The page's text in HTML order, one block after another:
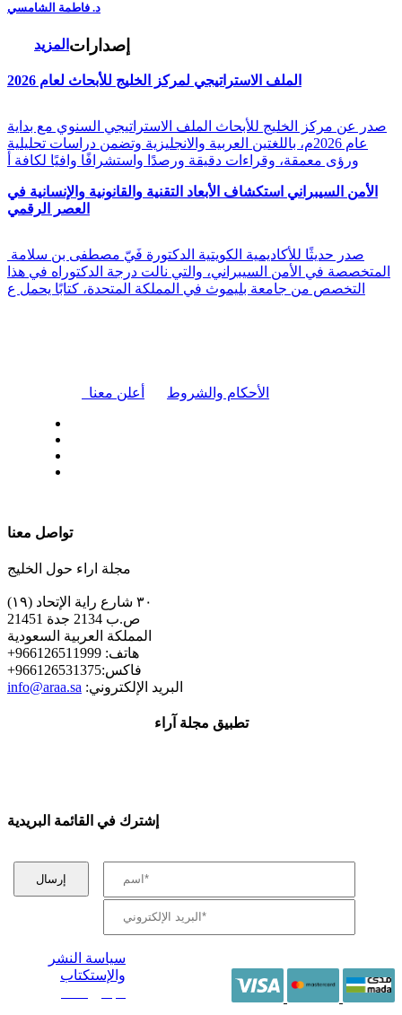
د. فاطمة الشامسي
المزيد إصدارات
الملف الاستراتيجي لمركز الخليج للأبحاث لعام 2026
صدر عن مركز الخليج للأبحاث الملف الاستراتيجي السنوي مع بداية
عام 2026م، باللغتين العربية والانجليزية وتضمن دراسات تحليلية
ورؤى معمقة، وقراءات دقيقة ورصدًا واستشرافًا وافيًا لكافة أ
الأمن السيبراني استكشاف الأبعاد التقنية والقانونية والإنسانية في
العصر الرقمي
المتخصصة في الأمن السيبراني، والتي نالت درجة الدكتوراه في هذا
التخصص من جامعة بليموث في المملكة المتحدة، كتابًا يحمل ع
أعلن معنا الأحكام والشروط
تواصل معنا
مجلة اراء حول الخليج
٣٠ شارع راية الإتحاد (١٩)
ص.ب 2134 جدة 21451
المملكة العربية السعودية
+هاتف: 966126511999
+فاكس:966126531375
info@araa.sa :البريد الإلكتروني
تطبيق مجلة آراء
إشترك في القائمة البريدية
سياسة النشر
والإستكتاب